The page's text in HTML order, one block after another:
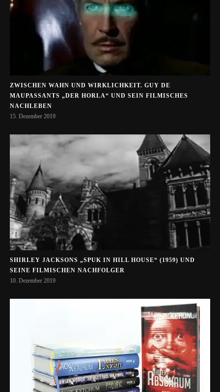
ZWISCHEN WAHN UND WIRKLICHKEIT. GUY DE
MAUPASSANTS „DER HORLA“ UND SEIN FILMISCHES
NACHLEBEN
15. Dezember 2019
SHIRLEY JACKSONS „SPUK IN HILL HOUSE“ (1959) UND
SEINE FILMISCHEN NACHFOLGER
10. Dezember 2019